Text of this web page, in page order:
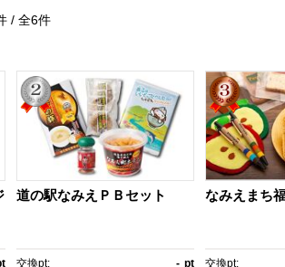
/ 全6件
道の駅なみえＰＢセット
交換pt: - pt
なみえまち
交換pt: